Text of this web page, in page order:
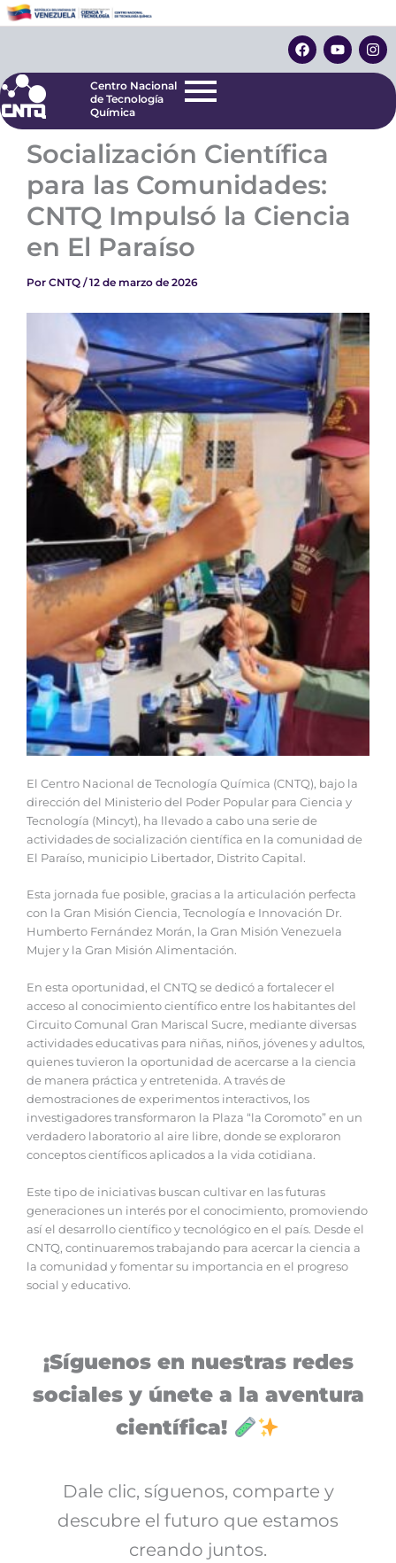
al
F
a
c
o
Y
o
u
e
I
n
s
r
Centro Nacional
de Tecnología
Centro Nacional
de Tecnología
Química
Socialización Científica
para las Comunidades:
CNTQ Impulsó la Ciencia
en El Paraíso
Por CNTQ /12 de marzo de 2026
El Centro Nacional de Tecnología Química (CNTQ), bajo la
dirección del Ministerio del Poder Popular para Ciencia y
Tecnología (Mincyt), ha llevado a cabo una serie de
actividades de socialización científica en la comunidad de
El Paraíso, municipio Libertador, Distrito Capital.
Esta jornada fue posible, gracias a la articulación perfecta
con la Gran Misión Ciencia, Tecnología e Innovación Dr.
Humberto Fernández Morán, la Gran Misión Venezuela
Mujer y la Gran Misión Alimentación.
En esta oportunidad, el CNTQ se dedicó a fortalecer el
acceso al conocimiento científico entre los habitantes del
Circuito Comunal Gran Mariscal Sucre, mediante diversas
actividades educativas para niñas, niños, jóvenes y adultos,
quienes tuvieron la oportunidad de acercarse a la ciencia
de manera práctica y entretenida. A través de
demostraciones de experimentos interactivos, los
investigadores transformaron la Plaza “la Coromoto” en un
verdadero laboratorio al aire libre, donde se exploraron
conceptos científicos aplicados a la vida cotidiana.
Este tipo de iniciativas buscan cultivar en las futuras
generaciones un interés por el conocimiento, promoviendo
así el desarrollo científico y tecnológico en el país. Desde el
CNTQ, continuaremos trabajando para acercar la ciencia a
la comunidad y fomentar su importancia en el progreso
social y educativo.
¡Síguenos en nuestras redes
sociales y únete a la aventura
científica!
Dale clic, síguenos, comparte y
descubre el futuro que estamos
creando juntos.